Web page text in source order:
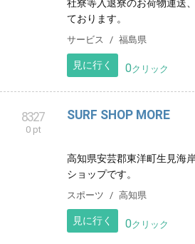
多くのストラディヴァリウ
横山進一の作品やイベント
クリエイター 東京都
見に行く 0クリック
福島県いわき市を拠点に軽
を運行しております。 通常
社寮等入退寮のお荷物運送
ております。